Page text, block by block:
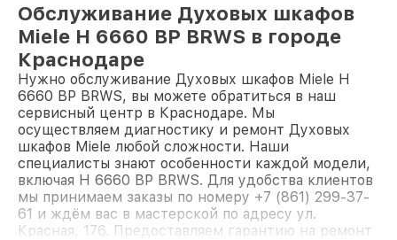
Обслуживание Духовых шкафов
Miele H 6660 BP BRWS в городе
Краснодаре
Нужно обслуживание Духовых шкафов Miele H
6660 BP BRWS, вы можете обратиться в наш
сервисный центр в Краснодаре. Мы
осуществляем диагностику и ремонт Духовых
шкафов Miele любой сложности. Наши
специалисты знают особенности каждой модели,
включая H 6660 BP BRWS. Для удобства клиентов
мы принимаем заказы по номеру +7 (861) 299-37-
61 и ждём вас в мастерской по адресу ул.
Красная, 176. Предоставляем гарантию на ремонт